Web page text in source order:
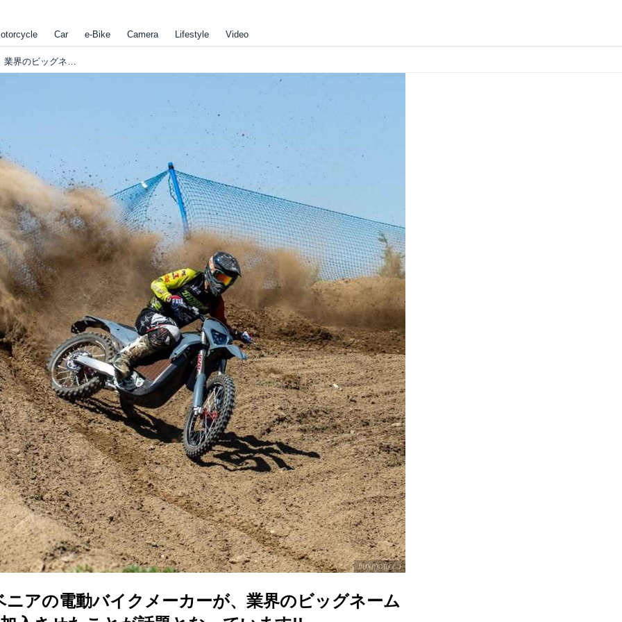
Car e-Bike Camera Lifestyle Video
[動画] スロベニアの電動バイクメーカーが、業界のビッグネーム2名を新たに加入させたことが話題となっています!!
fluxmoto.co
アの電動バイクメーカーが、業界のビッグネーム